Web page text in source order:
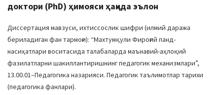
доктори (PhD) ҳимояси ҳақида эълон
Диссертация мавзуси, ихтиссослик шифри (илмий даража
бериладиган фан тармоғи): “Махтумқули Фироғий панд-
насиҳатлари воситасида талабаларда маънавий-аҳлоқий
фазилатларни шакиллантиришнинг педагогик механизмлари”,
13.00.01–Педагогика назарияси. Педагогик таълимотлар тарихи
(педагогика фанлари).